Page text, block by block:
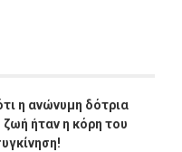
η ανώνυμη δότρια
ήταν η κόρη του